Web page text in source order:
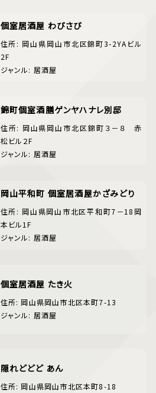
個室居酒屋 わびさび
住所: 岡山県岡山市北区錦町3-2YAビル
2F
ジャンル: 居酒屋
錦町個室酒膳ゲンヤハナレ別邸
住所: 岡山県岡山市北区錦町３－８ 赤
松ビル２F
ジャンル: 居酒屋
岡山平和町 個室居酒屋かざみどり
住所: 岡山県岡山市北区平和町7－18岡
本ビル1F
ジャンル: 居酒屋
個室居酒屋 たき火
住所: 岡山県岡山市北区本町7-13
ジャンル: 居酒屋
隠れどどど あん
住所: 岡山県岡山市北区本町8-18